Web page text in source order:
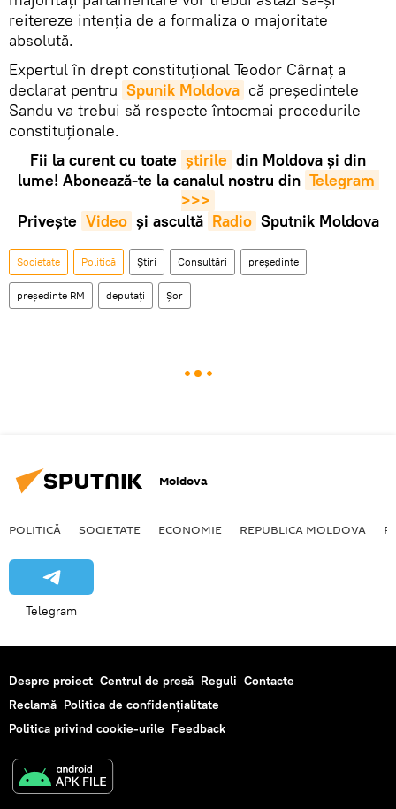
reitereze intenția de a formaliza o majoritate
absolută.
Expertul în drept constituțional Teodor Cârnaț a
declarat pentru Spunik Moldova că președintele
Sandu va trebui să respecte întocmai procedurile
constituționale.
Fii la curent cu toate știrile din Moldova și din
lume! Abonează-te la canalul nostru din Telegram
>>>
Privește Video și ascultă Radio Sputnik Moldova
Societate Politică Știri Consultări președinte
președinte RM deputați Șor
Moldova
POLITICĂ SOCIETATE ECONOMIE REPUBLICA MOLDOVA
Telegram
Despre proiect Centrul de presă Reguli Contacte
Reclamă Politica de confidențialitate
Politica privind cookie-urile Feedback